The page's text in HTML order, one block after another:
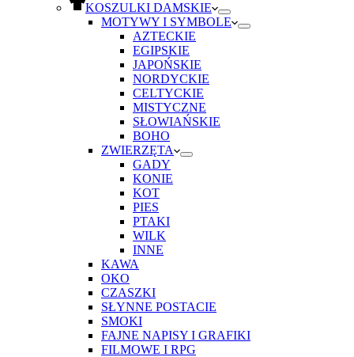
KOSZULKI DAMSKIE
MOTYWY I SYMBOLE
AZTECKIE
EGIPSKIE
JAPOŃSKIE
NORDYCKIE
CELTYCKIE
MISTYCZNE
SŁOWIAŃSKIE
BOHO
ZWIERZĘTA
GADY
KONIE
KOT
PIES
PTAKI
WILK
INNE
KAWA
OKO
CZASZKI
SŁYNNE POSTACIE
SMOKI
FAJNE NAPISY I GRAFIKI
FILMOWE I RPG